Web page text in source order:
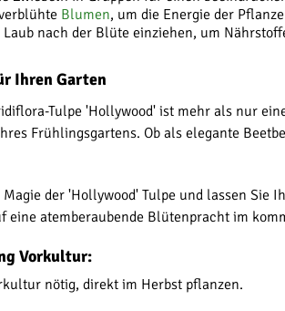
Blumen, um die Energie der
Laub nach der Blüte einziehen, um
Ihren Garten
Tulpe 'Hollywood' ist mehr als nur
Frühlingsgartens. Ob als elegante
Magie der 'Hollywood' Tulpe und lassen
eine atemberaubende Blütenpracht im
Vorkultur:
nötig, direkt im Herbst pflanzen.